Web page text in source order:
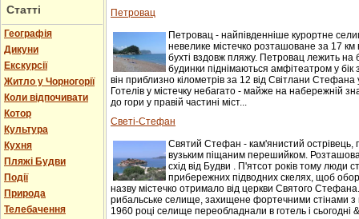
Статті
Географія
Дикуни
Екскурсії
Житло у Чорногорії
Коли відпочивати
Котор
Культура
Кухня
Пляжі Будви
Події
Природа
Телебачення
Петровац
Петровац - найпівденніше курортне
невелике містечко розташоване за 17 км
бухті вздовж пляжу. Петровац лежить на
будинки піднімаються амфітеатром у бік
він приблизно кілометрів за 12 від Світлани
Готелів у містечку небагато - майже на набережній
до гори у правій частині міст...
Светі-Стефан
Святий Стефан - кам'янистий острівець,
вузьким піщаним перешийком.
схід від Будви . П'ятсот років тому люди
прибережних підводних скелях, щоб
назву містечко отримало від церкви Святого
рибальське селище, захищене фортечними стінами
1960 році селище переобладнали в готель і сьогодні